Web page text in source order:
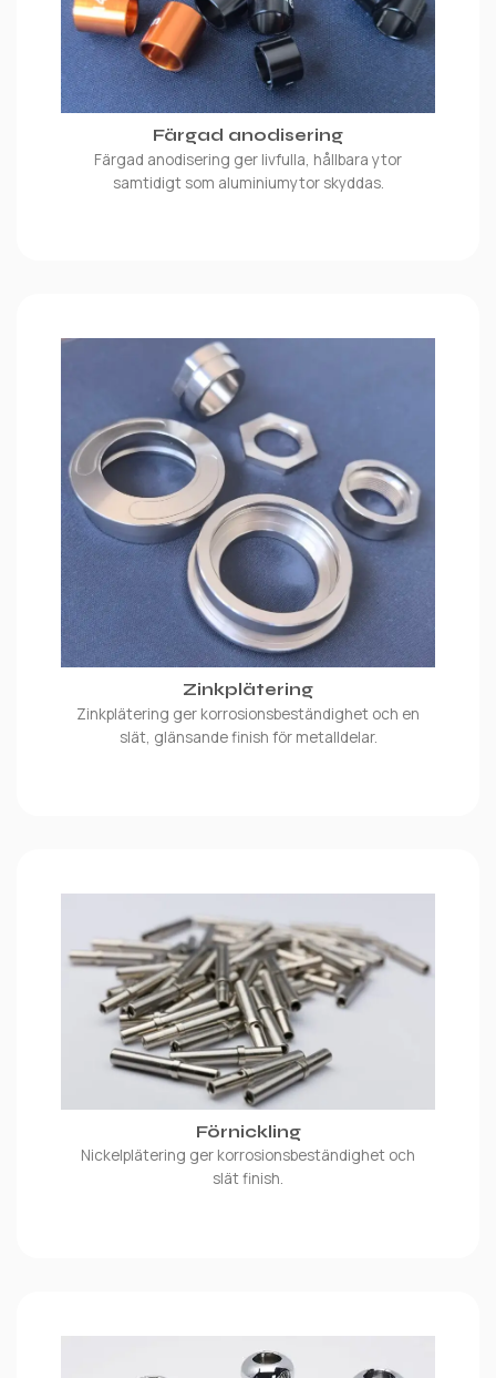
Färgad anodisering
Färgad anodisering ger livfulla, hållbara ytor
samtidigt som aluminiumytor skyddas.
Zinkplätering
Zinkplätering ger korrosionsbeständighet och en
slät, glänsande finish för metalldelar.
Förnickling
Nickelplätering ger korrosionsbeständighet och
slät finish.